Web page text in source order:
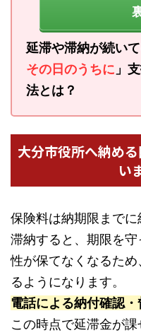
延滞や滞納が続い
その日のうちに 」
法とは？
大分市役所へ納め
い
保険料は納期限までに
滞納すると、期限を
性が保てなくなるた
るようになります。
電話による納付確認
この時点で延滞金が